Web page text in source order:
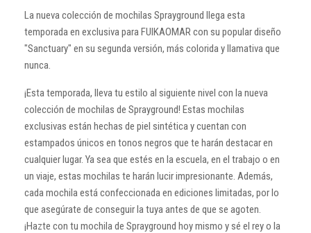
La nueva colección de mochilas Sprayground llega esta
temporada en exclusiva para FUIKAOMAR con su popular diseño
"Sanctuary" en su segunda versión, más colorida y llamativa que
nunca.
¡Esta temporada, lleva tu estilo al siguiente nivel con la nueva
colección de mochilas de Sprayground! Estas mochilas
exclusivas están hechas de piel sintética y cuentan con
estampados únicos en tonos negros que te harán destacar en
cualquier lugar. Ya sea que estés en la escuela, en el trabajo o en
un viaje, estas mochilas te harán lucir impresionante. Además,
cada mochila está confeccionada en ediciones limitadas, por lo
que asegúrate de conseguir la tuya antes de que se agoten.
¡Hazte con tu mochila de Sprayground hoy mismo y sé el rey o la